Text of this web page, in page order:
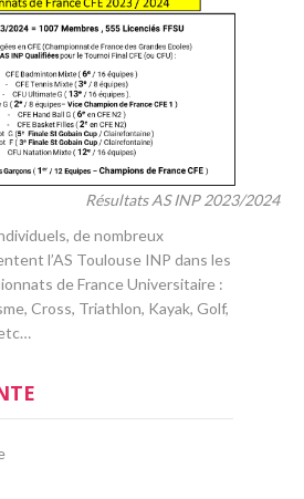
Résultats AS INP 2023/2024
de nombreux
l’AS Toulouse INP dans les
de France Universitaire :
Cross, Triathlon, Kayak, Golf,